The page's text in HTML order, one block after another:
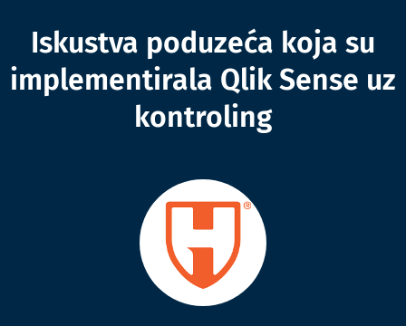
Iskustva poduzeća koja su
implementirala Qlik Sense uz
kontroling